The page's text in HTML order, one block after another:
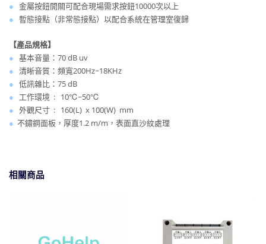
● 金屬按鈕開關可配合現場需求按鈕10000次以上
● 暫態接點（非常態接點）以配合系統在管理室復歸
【產品規格】
● 基本音量：70 dB uv
● 清晰音質：頻寬200Hz~18KHz
● 低訊雜比：75 dB
● 工作環境 : 10℃~50℃
● 外觀尺寸 : 160(L) x 100(W) mm
● 不鏽鋼面板，厚度1.2 m/m，表面直沙紋處理
相關商品